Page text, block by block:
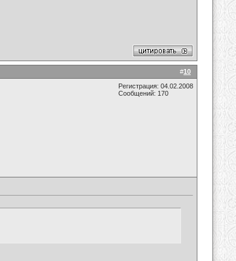
#10
Регистрация: 04.02.2008
Сообщений: 170